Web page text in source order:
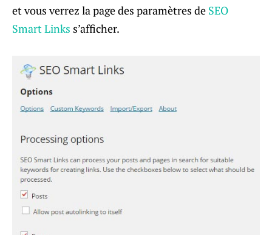
et vous verrez la page des paramètres de SEO
Smart Links s’afficher.